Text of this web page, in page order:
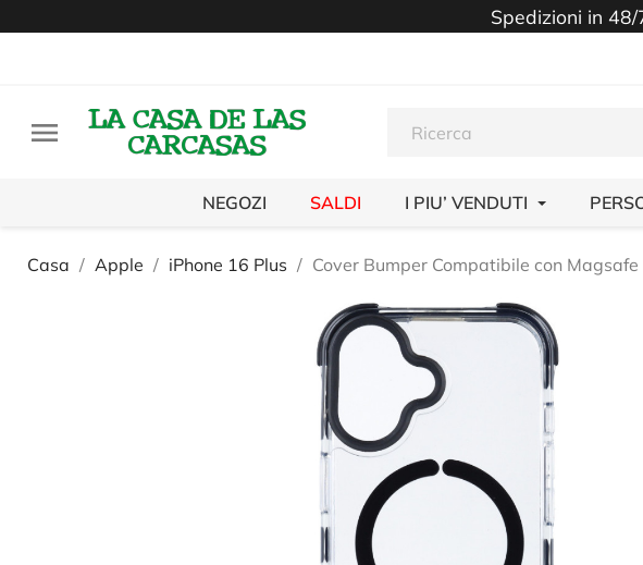
Spedizioni in

NEGOZI SALDI I PIU’ VENDUTI
Casa Apple iPhone 16 Plus Cover Bumper Compatibile con Magsafe